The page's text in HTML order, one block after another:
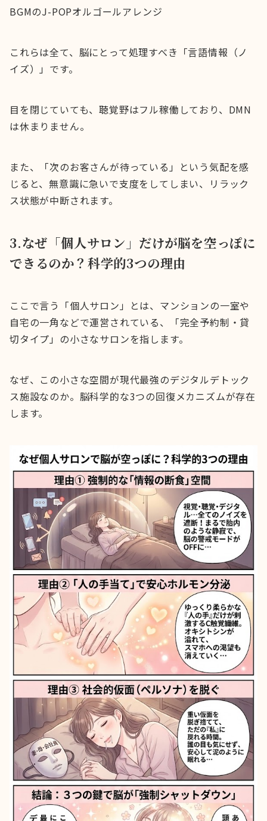
BGMのJ-POPオルゴールアレンジ
これらは全て、脳にとって処理すべき「言語情報（ノ
イズ）」です。
目を閉じていても、聴覚野はフル稼働しており、DMN
は休まりません。
また、「次のお客さんが待っている」という気配を感
じると、無意識に急いで支度をしてしまい、リラック
ス状態が中断されます。
3.なぜ「個人サロン」だけが脳を空っぽに
できるのか？科学的3つの理由
ここで言う「個人サロン」とは、マンションの一室や
自宅の一角などで運営されている、「完全予約制・貸
切タイプ」の小さなサロンを指します。
なぜ、この小さな空間が現代最強のデジタルデトック
ス施設なのか。脳科学的な3つの回復メカニズムが存在
します。